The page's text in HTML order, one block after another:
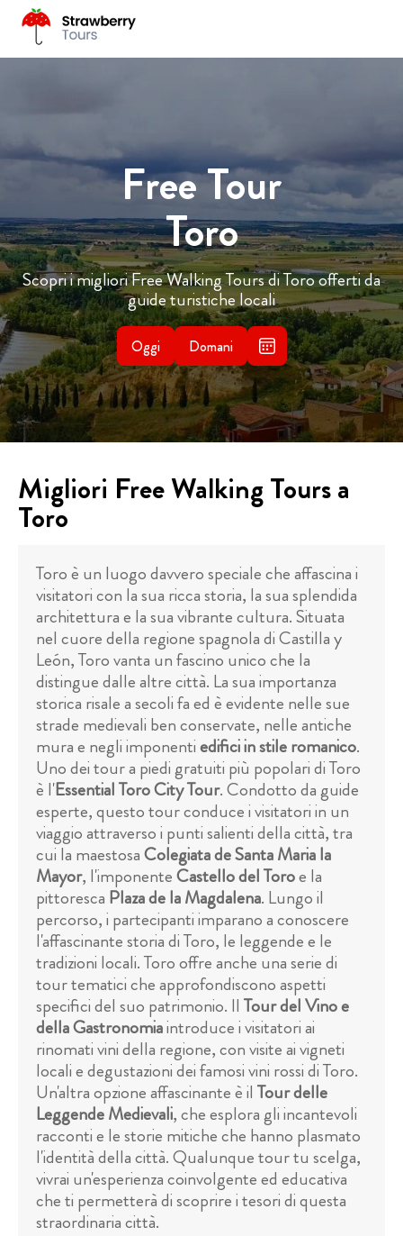
Free Tour
Toro
Scopri i migliori Free Walking Tours di Toro offerti da
guide turistiche locali
Oggi Domani
Migliori Free Walking Tours a
Toro
Toro è un luogo davvero speciale che affascina i
visitatori con la sua ricca storia, la sua splendida
architettura e la sua vibrante cultura. Situata
nel cuore della regione spagnola di Castilla y
León, Toro vanta un fascino unico che la
distingue dalle altre città. La sua importanza
storica risale a secoli fa ed è evidente nelle sue
strade medievali ben conservate, nelle antiche
mura e negli imponentiedifici in stile romanico.
Uno dei tour a piedi gratuiti più popolari di Toro
è l'Essential Toro City Tour. Condotto da guide
esperte, questo tour conduce i visitatori in un
viaggio attraverso i punti salienti della città, tra
cui la maestosaColegiata de Santa Maria la
Mayor, l'imponenteCastello del Toroe la
pittoresca Plaza de la Magdalena. Lungo il
percorso, i partecipanti imparano a conoscere
l'affascinante storia di Toro, le leggende e le
tradizioni locali. Toro offre anche una serie di
tour tematici che approfondiscono aspetti
specifici del suo patrimonio. Il Tour del Vino e
della Gastronomiaintroduce i visitatori ai
rinomati vini della regione, con visite ai vigneti
locali e degustazioni dei famosi vini rossi di Toro.
Un'altra opzione affascinante è il Tour delle
Leggende Medievali, che esplora gli incantevoli
racconti e le storie mitiche che hanno plasmato
l'identità della città. Qualunque tour tu scelga,
vivrai un'esperienza coinvolgente ed educativa
che ti permetterà di scoprire i tesori di questa
straordinaria città.